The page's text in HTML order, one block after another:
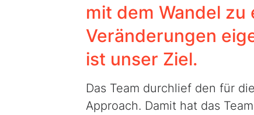
mit dem Wandel
Veränderungen
ist unser Ziel.
Das Team durchlief den für
Approach. Damit hat das